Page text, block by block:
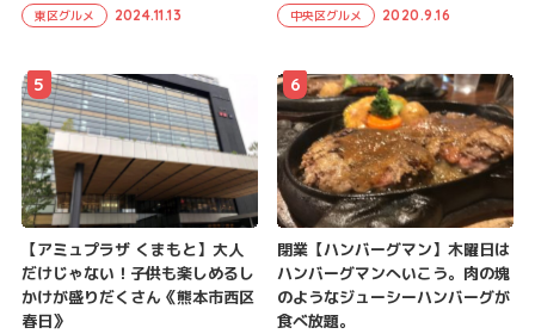
東区グルメ 2024.11.13 中央区グルメ 2020.9.16
【アミュプラザ くまもと】大人
だけじゃない！子供も楽しめるし
かけが盛りだくさん《熊本市西区
春日》
5
閉業【ハンバーグマン】木曜日は
ハンバーグマンへいこう。肉の塊
のようなジューシーハンバーグが
食べ放題。
6